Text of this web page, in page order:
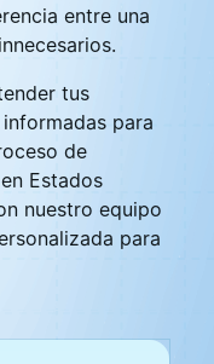
entre una
tus
para
de
Estados
nuestro equipo
para